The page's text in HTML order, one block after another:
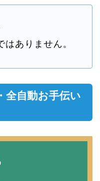
ありません。
全自動お手伝い